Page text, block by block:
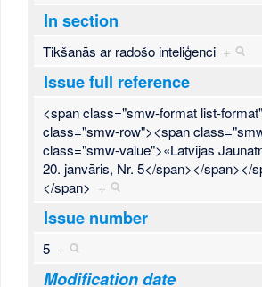
In section
Tikšanās ar radošo inteliģenci +
Issue full reference
<span class="smw-format list-
class="smw-row"><span
class="smw-value">«Latvijas
20. janvāris, Nr. 5</span></span></
</span> +
Issue number
5 +
Modification date